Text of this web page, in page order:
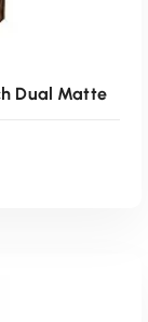
Dual Matte